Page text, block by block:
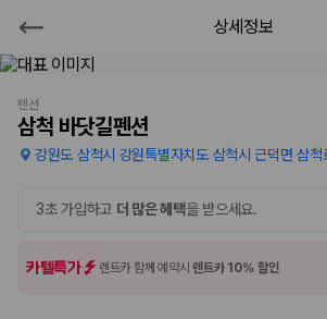
삼척 바닷길펜션
2000만 이용고객이 선택한 제주 렌트카 가격비
상세정보
펜션
삼척 바닷길펜션
강원도 삼척시 강원특별자치도 삼척시 근덕면 삼
3초 가입하고 더 많은 혜택을 받으세요.
카텔특가 렌트카 함께 예약시렌트카 10% 할인